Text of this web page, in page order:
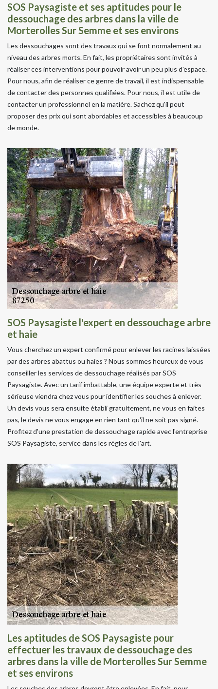
SOS Paysagiste et ses aptitudes pour le
dessouchage des arbres dans la ville de
Morterolles Sur Semme et ses environs
Les dessouchages sont des travaux qui se font normalement au
niveau des arbres morts. En fait, les propriétaires sont invités à
réaliser ces interventions pour pouvoir avoir un peu plus d'espace.
Pour nous, afin de réaliser ce genre de travail, il est indispensable
de contacter des personnes qualifiées. Pour nous, il est utile de
contacter un professionnel en la matière. Sachez qu'il peut
proposer des prix qui sont abordables et accessibles à beaucoup
de monde.
SOS Paysagiste l'expert en dessouchage arbre
et haie
Vous cherchez un expert confirmé pour enlever les racines laissées
par des arbres abattus ou haies ? Nous sommes heureux de vous
conseiller les services de dessouchage réalisés par SOS
Paysagiste. Avec un tarif imbattable, une équipe experte et très
sérieuse viendra chez vous pour identifier les souches à enlever.
Un devis vous sera ensuite établi gratuitement, ne vous en faites
pas, le devis ne vous engage en rien tant qu'il ne soit pas signé.
Profitez d'une prestation de dessouchage rapide avec l'entreprise
SOS Paysagiste, service dans les règles de l'art.
Les aptitudes de SOS Paysagiste pour
effectuer les travaux de dessouchage des
arbres dans la ville de Morterolles Sur Semme
et ses environs